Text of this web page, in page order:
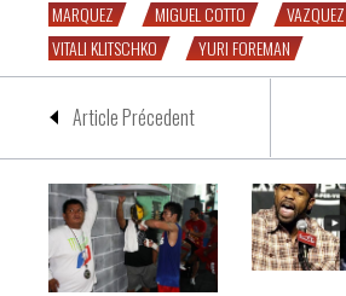
MARQUEZ
MIGUEL COTTO
VAZQUEZ
VITALI KLITSCHKO
YURI FOREMAN
Article Précedent